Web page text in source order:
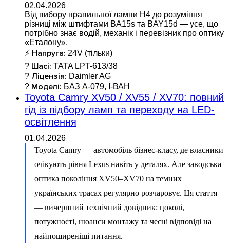
02.04.2026
Від вибору правильної лампи H4 до розуміння
різниці між штифтами BA15s та BAY15d — усе, що
потрібно знає водій, механік і перевізник про оптику
«Еталону».
⚡ Напруга: 24V (тільки)
? Шасі: TATA LPT-613/38
? Ліцензія: Daimler AG
? Моделі: БАЗ А-079, І-ВАН
Toyota Camry XV50 / XV55 / XV70: повний
гід із підбору ламп та переходу на LED-
освітлення
01.04.2026
Toyota Camry — автомобіль бізнес-класу, де власники
очікують рівня Lexus навіть у деталях. Але заводська
оптика покоління XV50–XV70 на темних
українських трасах регулярно розчаровує. Ця стаття
— вичерпний технічний довідник: цоколі,
потужності, нюанси монтажу та чесні відповіді на
найпоширеніші питання.